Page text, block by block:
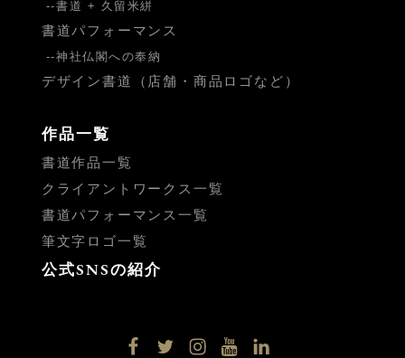
書道 + 久留米絣
書道パフォーマンス
神社仏閣への奉納
デザイン書道（店舗・商品ロゴなど）
作品一覧
書道作品一覧
クライアントワークス一覧
書道パフォーマンス一覧
筆文字ロゴ一覧
公式SNSの紹介
facebooktwitterinstagramYouTubeLinkedIn